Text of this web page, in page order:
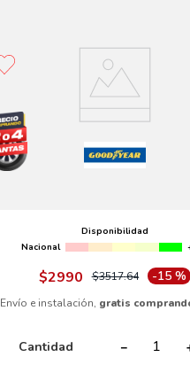
Llanta 235/65 R17
WRANGLER TERRITORY HT
Disponibilidad
Nacional
$2990 $3517.64 -15 %
Envío e instalación, gratis
Cantidad －